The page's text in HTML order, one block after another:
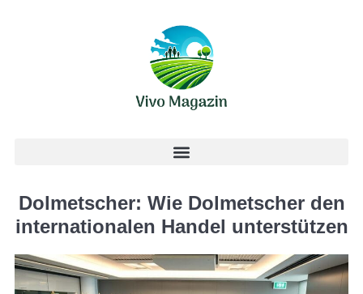
Dolmetscher: Wie Dolmetscher den
internationalen Handel unterstützen